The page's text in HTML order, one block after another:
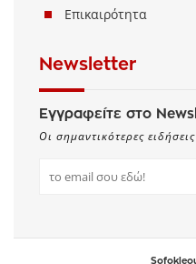
Αγορές
Newsletter
Εγγραφείτε στο
Οι σημαντικότερες